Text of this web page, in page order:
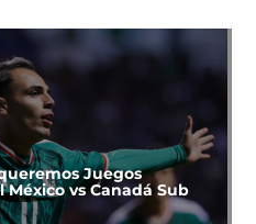
Juegos
vs Canadá Sub